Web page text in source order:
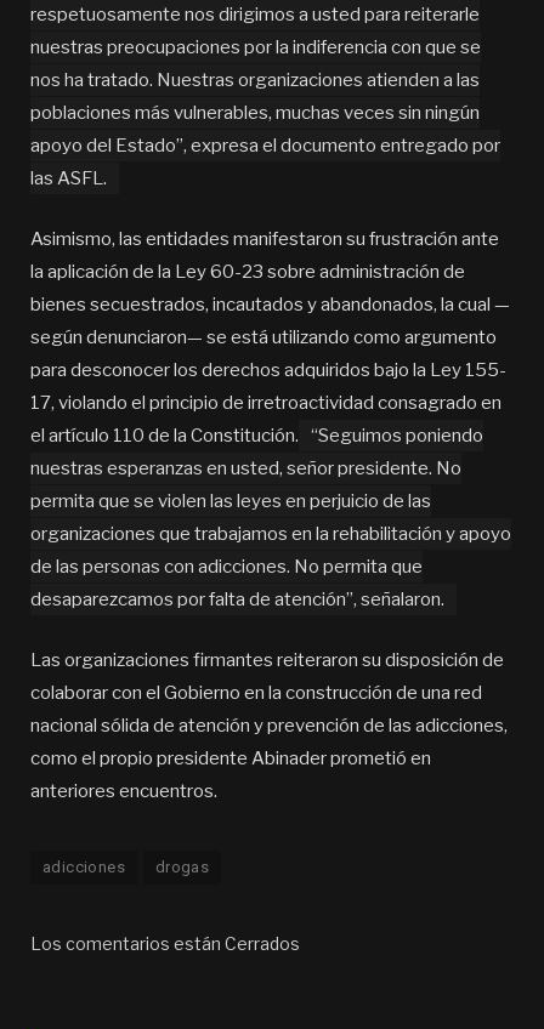
respetuosamente nos dirigimos a usted para reiterarle
nuestras preocupaciones por la indiferencia con que se
nos ha tratado. Nuestras organizaciones atienden a las
poblaciones más vulnerables, muchas veces sin ningún
apoyo del Estado”, expresa el documento entregado por
las ASFL.
Asimismo, las entidades manifestaron su frustración ante
la aplicación de la Ley 60-23 sobre administración de
bienes secuestrados, incautados y abandonados, la cual —
según denunciaron— se está utilizando como argumento
para desconocer los derechos adquiridos bajo la Ley 155-
17, violando el principio de irretroactividad consagrado en
el artículo 110 de la Constitución.
“Seguimos poniendo
nuestras esperanzas en usted, señor presidente. No
permita que se violen las leyes en perjuicio de las
organizaciones que trabajamos en la rehabilitación y apoyo
de las personas con adicciones. No permita que
desaparezcamos por falta de atención”, señalaron.
Las organizaciones firmantes reiteraron su disposición de
colaborar con el Gobierno en la construcción de una red
nacional sólida de atención y prevención de las adicciones,
como el propio presidente Abinader prometió en
anteriores encuentros.
adicciones drogas
Los comentarios están Cerrados